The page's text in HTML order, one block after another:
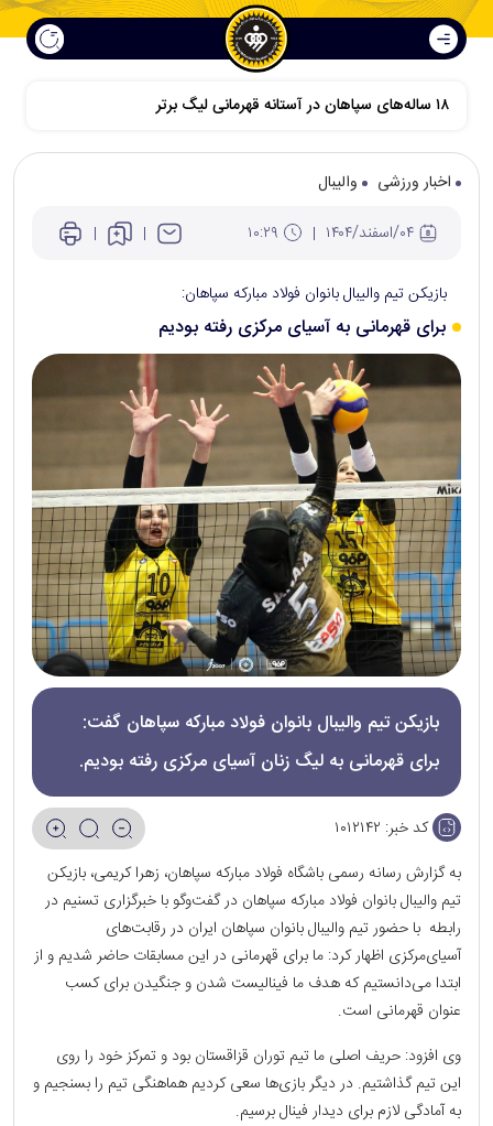
اخبار ورزشی
والیبال
بازیکن تیم والیبال بانوان فولاد مبارکه سپاهان:
برای قهرمانی به آسیای مرکزی رفته بودیم
بازیکن تیم والیبال بانوان فولاد مبارکه سپاهان گفت:
برای قهرمانی به لیگ زنان آسیای مرکزی رفته بودیم.
کد خبر: ۱۰۱۲۱۴۲
به گزارش رسانه رسمی باشگاه فولاد مبارکه سپاهان، زهرا کریمی، بازیکن
تیم والیبال بانوان فولاد مبارکه سپاهان در گفت‌و‌گو با خبرگزاری تسنیم در
رابطه با حضور تیم والیبال بانوان سپاهان ایران در رقابت‌های
آسیای‌مرکزی اظهار کرد: ما برای قهرمانی در این مسابقات حاضر شدیم و از
ابتدا می‌دانستیم که هدف ما فینالیست شدن و جنگیدن برای کسب
عنوان قهرمانی است.
وی افزود: حریف اصلی ما تیم توران قزاقستان بود و تمرکز خود را روی
این تیم گذاشتیم. در دیگر بازی‌ها سعی کردیم هماهنگی تیم را بسنجیم و
به آمادگی لازم برای دیدار فینال برسیم.